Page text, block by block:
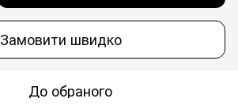
Замовити швидко
До обраного